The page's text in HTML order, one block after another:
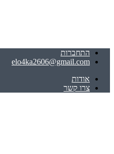
התחברות
elo4ka2606@gmail.com
אודות
צרו קשר